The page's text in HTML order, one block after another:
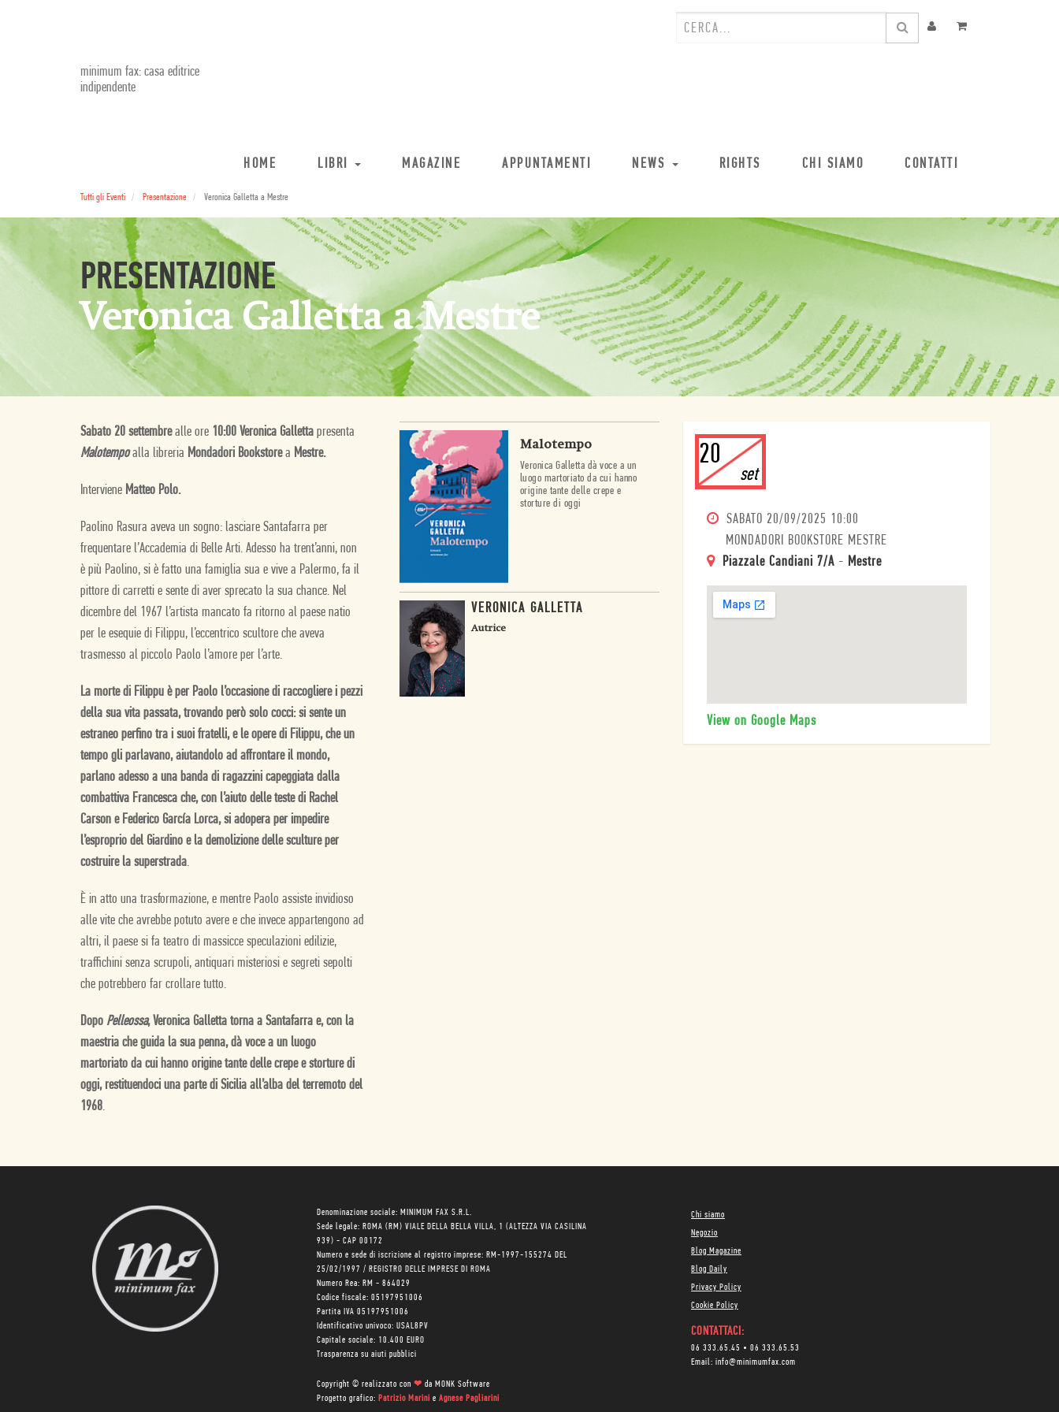
minimum fax: casa editrice
indipendente
HOME LIBRI MAGAZINE APPUNTAMENTI NEWS RIGHTS CHI SIAMO CONTATTI
Tutti gli Eventi Presentazione Veronica Galletta a Mestre
PRESENTAZIONE
Veronica Galletta a Mestre
Sabato 20 settembrealle ore 10:00 Veronica Galletta presenta
Malotempoalla libreria Mondadori Bookstorea Mestre.
Interviene Matteo Polo.
Paolino Rasura aveva un sogno: lasciare Santafarra per
frequentare l’Accademia di Belle Arti. Adesso ha trent’anni, non
è più Paolino, si è fatto una famiglia sua e vive a Palermo, fa il
pittore di carretti e sente di aver sprecato la sua chance. Nel
dicembre del 1967 l’artista mancato fa ritorno al paese natio
per le esequie di Filippu, l’eccentrico scultore che aveva
trasmesso al piccolo Paolo l’amore per l’arte.
La morte di Filippu è per Paolo l’occasione di raccogliere i pezzi
della sua vita passata, trovando però solo cocci: si sente un
estraneo perfino tra i suoi fratelli, e le opere di Filippu, che un
tempo gli parlavano, aiutandolo ad affrontare il mondo,
parlano adesso a una banda di ragazzini capeggiata dalla
combattiva Francesca che, con l’aiuto delle teste di Rachel
Carson e Federico García Lorca, si adopera per impedire
l’esproprio del Giardino e la demolizione delle sculture per
costruire la superstrada.
È in atto una trasformazione, e mentre Paolo assiste invidioso
alle vite che avrebbe potuto avere e che invece appartengono ad
altri, il paese si fa teatro di massicce speculazioni edilizie,
traffichini senza scrupoli, antiquari misteriosi e segreti sepolti
che potrebbero far crollare tutto.
Dopo Pelleossa, Veronica Galletta torna a Santafarra e, con la
maestria che guida la sua penna, dà voce a un luogo
martoriato da cui hanno origine tante delle crepe e storture di
oggi, restituendoci una parte di Sicilia all’alba del terremoto del
1968.
Malotempo
Veronica Galletta dà voce a un
luogo martoriato da cui hanno
origine tante delle crepe e
storture di oggi
VERONICA GALLETTA
Autrice
20
set
SABATO 20/09/2025 10:00
MONDADORI BOOKSTORE MESTRE
Piazzale Candiani 7/A - Mestre
View on Google Maps
Denominazione sociale: MINIMUM FAX S.R.L.
Sede legale: ROMA (RM) VIALE DELLA BELLA VILLA, 1 (ALTEZZA VIA CASILINA
939) - CAP 00172
Numero e sede di iscrizione al registro imprese: RM-1997-155274 DEL
25/02/1997 / REGISTRO DELLE IMPRESE DI ROMA
Numero Rea: RM - 864029
Codice fiscale: 05197951006
Partita IVA 05197951006
Identificativo univoco: USAL8PV
Capitale sociale: 10.400 EURO
Trasparenza su aiuti pubblici
Copyright © realizzato con ❤ da MONK Software
Progetto grafico: Patrizio Marini e Agnese Pagliarini
Chi siamo
Negozio
Blog Magazine
Blog Daily
Privacy Policy
Cookie Policy
CONTATTACI:
06 333.65.45 • 06 333.65.53
Email: info@minimumfax.com